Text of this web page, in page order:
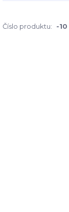
Číslo produktu: -10